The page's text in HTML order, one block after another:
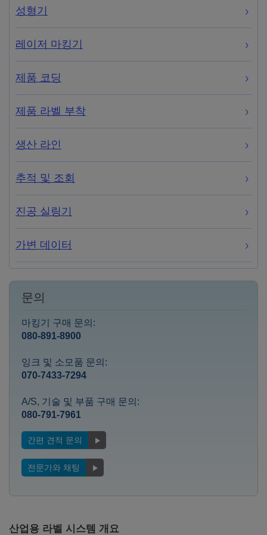
성형기
레이저 마킹기
제품 코딩
제품 라벨 부착
생산 라인
추적 및 조회
진공 실링기
가변 데이터
문의
마킹기 구매 문의:
080-891-8900
잉크 및 소모품 문의:
070-7433-7294
A/S, 기술 및 부품 구매 문의:
080-791-7961
간편 견적 문의
전문가와 채팅
산업용 라벨 시스템 개요